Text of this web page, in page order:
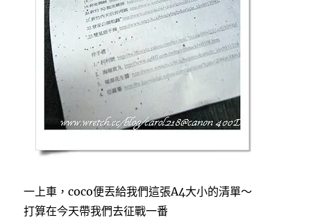
一上車，coco便丟給我們這張A4大小的清單～
打算在今天帶我們去征戰一番